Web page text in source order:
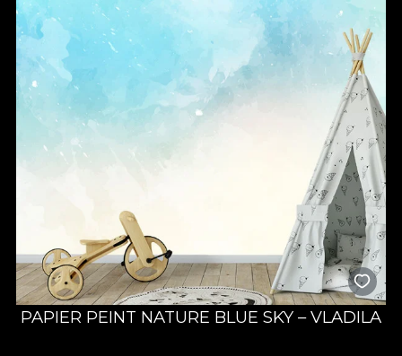
PAPIER PEINT NATURE BLUE SKY – VLADILA